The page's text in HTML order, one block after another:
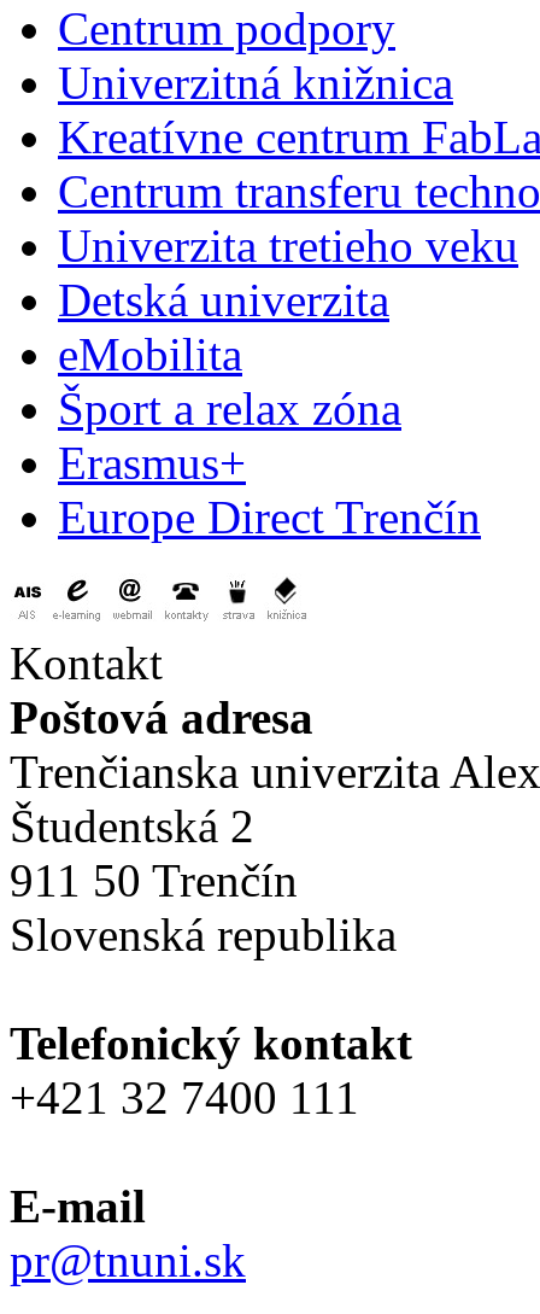
Centrum podpory
Univerzitná knižnica
Kreatívne centrum
Centrum transferu
Univerzita tretieho veku
Detská univerzita
eMobilita
Šport a relax zóna
Erasmus+
Europe Direct Trenčín
Kontakt
Poštová adresa
Trenčianska univerzita
Študentská 2
911 50 Trenčín
Slovenská republika
Telefonický kontakt
+421 32 7400 111
E-mail
pr@tnuni.sk